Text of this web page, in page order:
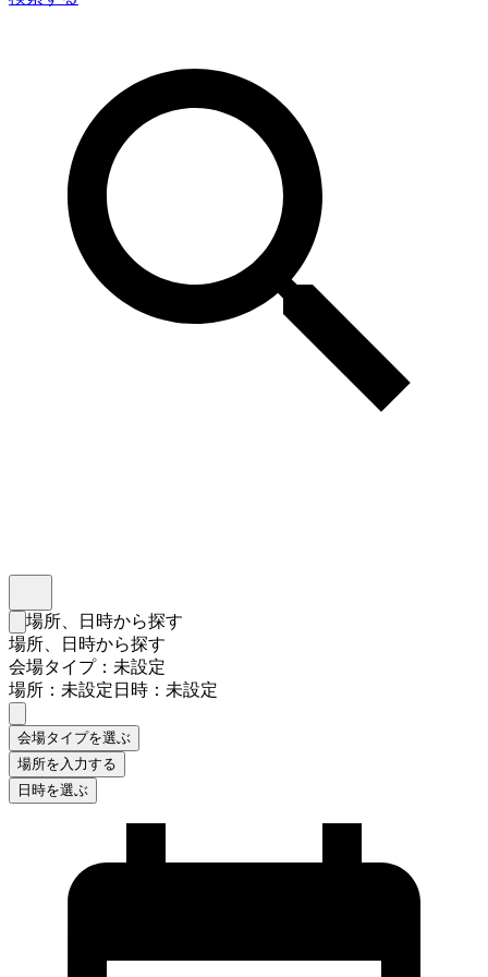
検索フォームを閉じる
場所、日時から探す
場所、日時から探す
会場タイプ：未設定
場所：未設定日時：未設定
会場タイプを選ぶ
場所を入力する
日時を選ぶ